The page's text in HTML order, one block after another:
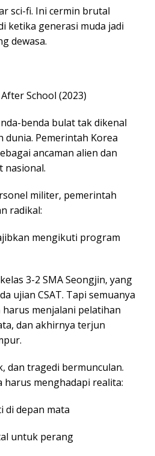
sci-fi. Ini cermin brutal
ketika generasi muda jadi
dewasa.
School (2023)
benda bulat tak dikenal
dunia. Pemerintah Korea
ancaman alien dan
nasional.
militer, pemerintah
radikal:
mengikuti program
3-2 SMA Seongjin, yang
ujian CSAT. Tapi semuanya
menjalani pelatihan
dan akhirnya terjun
dan tragedi bermunculan.
harus menghadapi realita:
di depan mata
untuk perang